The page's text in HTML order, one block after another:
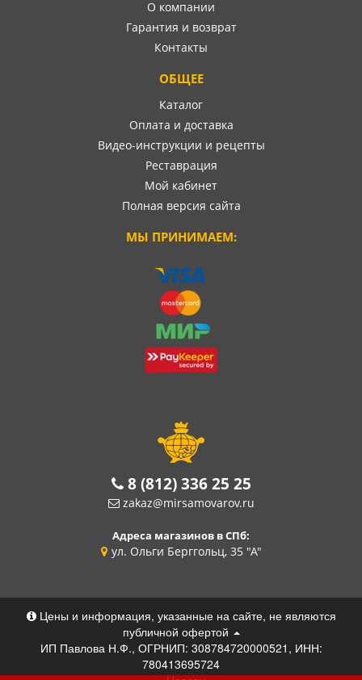
О компании
Гарантия и возврат
Контакты
ОБЩЕЕ
Каталог
Оплата и доставка
Видео-инструкции и рецепты
Реставрация
Мой кабинет
Полная версия сайта
МЫ ПРИНИМАЕМ:
8 (812) 336 25 25
zakaz@mirsamovarov.ru
Адреса магазинов в СПб:
ул. Ольги Берггольц, 35 "А"
Цены и информация, указанные на сайте, не являются
публичной офертой
ИП Павлова Н.Ф., ОГРНИП: 308784720000521, ИНН:
780413695724